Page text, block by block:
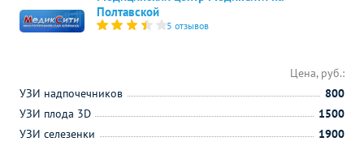
Полтавской
5 отзывов
Цена, руб.:
УЗИ надпочечников
800
УЗИ плода 3D
1500
УЗИ селезенки
1900